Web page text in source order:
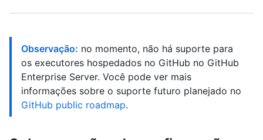
Observação: no momento, não há suporte para
os executores hospedados no GitHub no GitHub
Enterprise Server. Você pode ver mais
informações sobre o suporte futuro planejado no
GitHub public roadmap.